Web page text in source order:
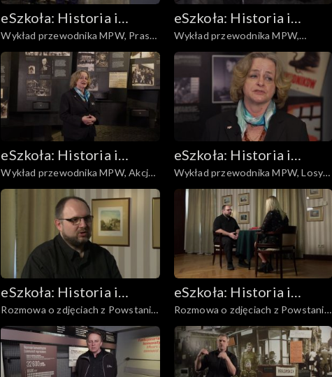
eSzkoła: Historia i
Literatura
Wykład przewodnika MPW, Prasa i
plakaty
eSzkoła: Historia i
Literatura
Wykład przewodnika MPW,
Proces
eSzkoła: Historia i
Literatura
Wykład przewodnika MPW, Akcja
„Burza”
eSzkoła: Historia i
Literatura
Wykład przewodnika MPW, Losy
powstańców
eSzkoła: Historia i
Literatura
Rozmowa o zdjęciach z Powstania,
Obozy Jenieckie
eSzkoła: Historia i
Literatura
Rozmowa o zdjęciach z Powstania,
Służba Medyczna